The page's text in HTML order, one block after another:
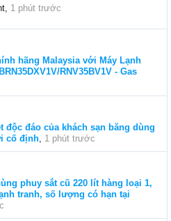
1 phút trước
hãng Malaysia với Máy Lạnh
RNV35BV1V - Gas
độc đáo của khách sạn băng dùng
cố định, 1 phút trước
phuy sắt cũ 220 lít hàng loại 1,
tranh, số lượng có hạn tại